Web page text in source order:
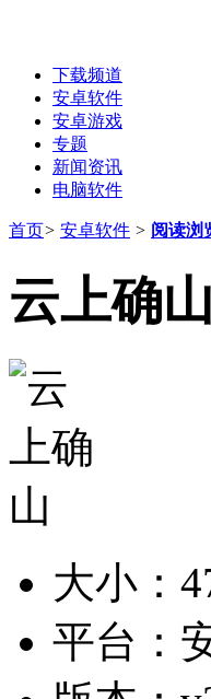
下载频道
安卓软件
安卓游戏
专题
新闻资讯
电脑软件
首页> 安卓软件 > 阅读浏
云上确山
大小：
平台：